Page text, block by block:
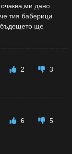
дано
тия баберици
ще
2
3
6
5